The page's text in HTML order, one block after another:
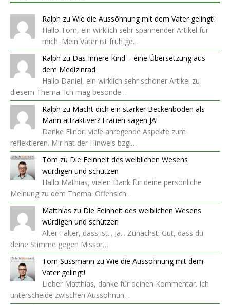
Ralph zu Wie die Aussöhnung mit dem Vater gelingt!
Hallo Tom, ein wirklich sehr spannender Artikel für
mich. Mein Vater ist früh ge…
Ralph zu Das Innere Kind – eine Übersetzung aus
dem Medizinrad
Hallo Daniel, ein wirklich sehr schöner Artikel zu
diesem Thema. Ich mag besonde…
Ralph zu Macht dich ein starker Beckenboden als
Mann attraktiver? Frauen sagen JA!
Danke Elinor, viele anregende Aspekte zum
reflektieren. Mir hat der Hinweis bzgl…
Tom zu Die Feinheit des weiblichen Wesens
würdigen und schützen
Hallo Mathias, vielen Dank für deine persönliche
Meinung zu dem Thema. Offensich…
Matthias zu Die Feinheit des weiblichen Wesens
würdigen und schützen
Alter Falter, dass ist... Ja... Zunächst: Gut, dass du
deine Stimme gegen Missbr…
Tom Süssmann zu Wie die Aussöhnung mit dem
Vater gelingt!
Lieber Matthias, danke für deinen Kommentar. Ich
unterscheide zwischen Aussöhnun…